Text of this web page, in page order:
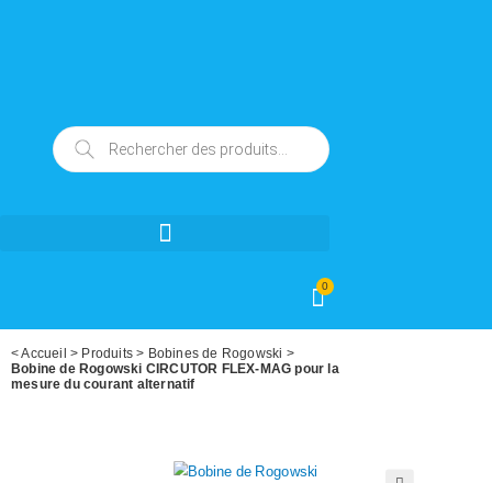
0
<Accueil > Produits > Bobines de Rogowski >
Bobine de Rogowski CIRCUTOR FLEX-MAG pour la
mesure du courant alternatif